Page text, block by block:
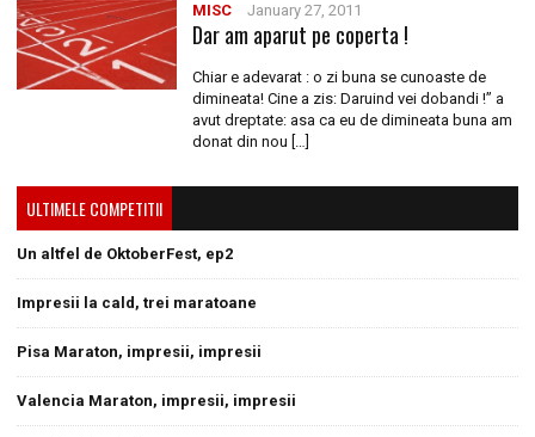
MISC January 27, 2011
Dar am aparut pe coperta !
Chiar e adevarat : o zi buna se cunoaste de
dimineata! Cine a zis: Daruind vei dobandi !” a
avut dreptate: asa ca eu de dimineata buna am
donat din nou […]
ULTIMELE COMPETITII
Un altfel de OktoberFest, ep2
Impresii la cald, trei maratoane
Pisa Maraton, impresii, impresii
Valencia Maraton, impresii, impresii